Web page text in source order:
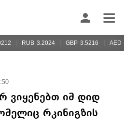
RUB 3.2024 GBP 3.5216 AED
ვიყენებთ იმ დიდ
რკინიგზის